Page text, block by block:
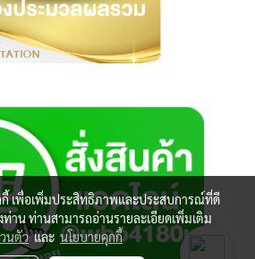
กี้ เพื่อเพิ่มประสิทธิภาพและประสบการณ์ที่ดี
ท่าน ท่านสามารถอ่านรายละเอียดเพิ่มเติม
นตัวและ นโยบายคุกกี้